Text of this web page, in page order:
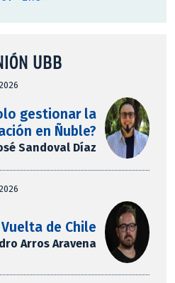
UBB
gestionar la
en Ñuble?
Sandoval Díaz
de Chile
Arros Aravena